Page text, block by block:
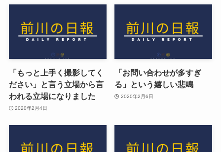
「もっと上手く撮影してく
ださい」と言う立場から言
われる立場になりました
2020年2月4日
「お問い合わせが多すぎ
る」という嬉しい悲鳴
2020年2月6日